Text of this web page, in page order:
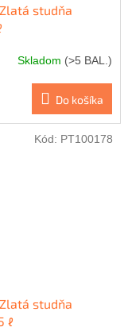
studňa
Skladom (>5 BAL.)
Do košíka
studňa
ℓ
Kód: PT100178